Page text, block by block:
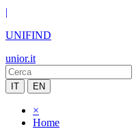
|
UNIFIND
unior.it
IT EN
×
Home